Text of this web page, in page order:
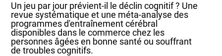
Un jeu par jour prévient-il le déclin cognitif ? Une
revue systématique et une méta-analyse des
programmes d'entraînement cérébral
disponibles dans le commerce chez les
personnes âgées en bonne santé ou souffrant
de troubles cognitifs.